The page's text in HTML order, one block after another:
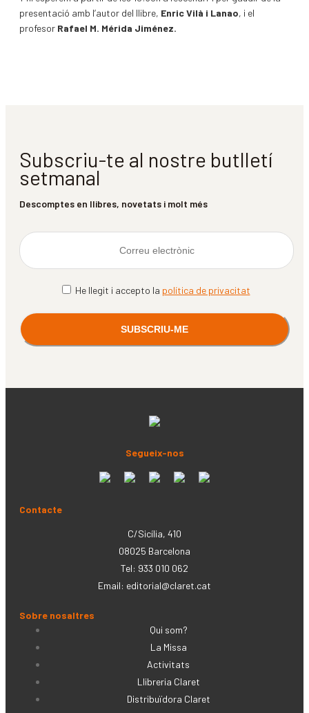
presentació amb l’autor del llibre, Enric Vilà i Lanao, i el
profesor Rafael M. Mérida Jiménez.
Subscriu-te al nostre butlletí
setmanal
Descomptes en llibres, novetats i molt més
He llegit i accepto la política de privacitat
Segueix-nos
Contacte
C/Sicília, 410
08025 Barcelona
Tel: 933 010 062
Email: editorial@claret.cat
Sobre nosaltres
Qui som?
La Missa
Activitats
Llibreria Claret
Distribuïdora Claret